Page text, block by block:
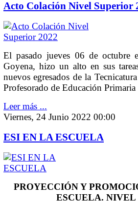
Acto Colación Nivel Superior
El pasado jueves 06 de octubre
Goyena, hizo un alto en sus
nuevos egresados de la
Profesorado de Educación Primaria
Leer más ...
Viernes, 24 Junio 2022 00:00
ESI EN LA ESCUELA
PROYECCIÓN Y
ESCUELA. NIVEL